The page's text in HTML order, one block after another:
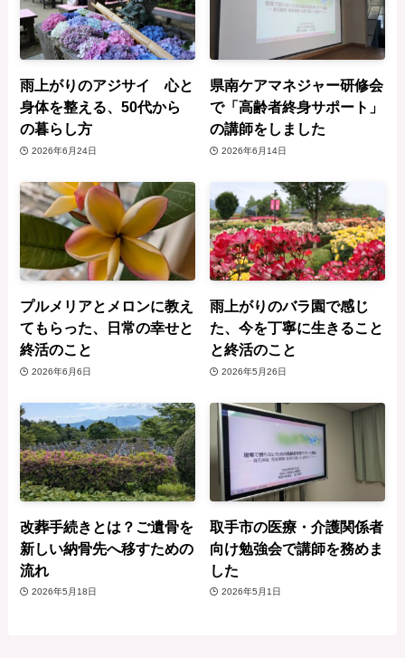
雨上がりのアジサイ 心と
身体を整える、50代から
の暮らし方
2026年6月24日
県南ケアマネジャー研修会
で「高齢者終身サポート」
の講師をしました
2026年6月14日
プルメリアとメロンに教え
てもらった、日常の幸せと
終活のこと
2026年6月6日
雨上がりのバラ園で感じ
た、今を丁寧に生きること
と終活のこと
2026年5月26日
改葬手続きとは？ご遺骨を
新しい納骨先へ移すための
流れ
2026年5月18日
取手市の医療・介護関係者
向け勉強会で講師を務めま
した
2026年5月1日